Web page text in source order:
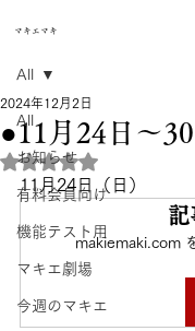
​マキエマキ
All
お知らせ
有料会員向け
機能テスト用
マキエ劇場
今週のマキエ
All
●11月24日〜30
2024年12月2日
5つ星のうちNaNと評
11月24日（日）
makiemaki.com